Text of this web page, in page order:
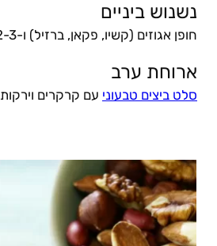
נשנוש ביניים
חופן אגוזים (קשיו, פקאן, ברזיל) ו-2-3 תמרים
ארוחת ערב
סלט ביצים טבעוני עם קרקרים וירקות